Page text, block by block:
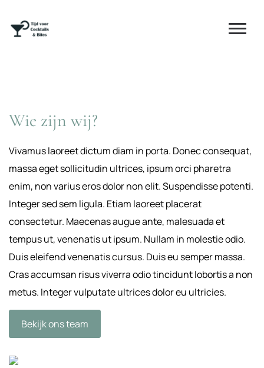
Wie zijn wij?
Vivamus laoreet dictum diam in porta. Donec consequat,
massa eget sollicitudin ultrices, ipsum orci pharetra
enim, non varius eros dolor non elit. Suspendisse potenti.
Integer sed sem ligula. Etiam laoreet placerat
consectetur. Maecenas augue ante, malesuada et
tempus ut, venenatis ut ipsum. Nullam in molestie odio.
Duis eleifend venenatis cursus. Duis eu semper massa.
Cras accumsan risus viverra odio tincidunt lobortis a non
metus. Integer vulputate ultrices dolor eu ultricies.
Bekijk ons team